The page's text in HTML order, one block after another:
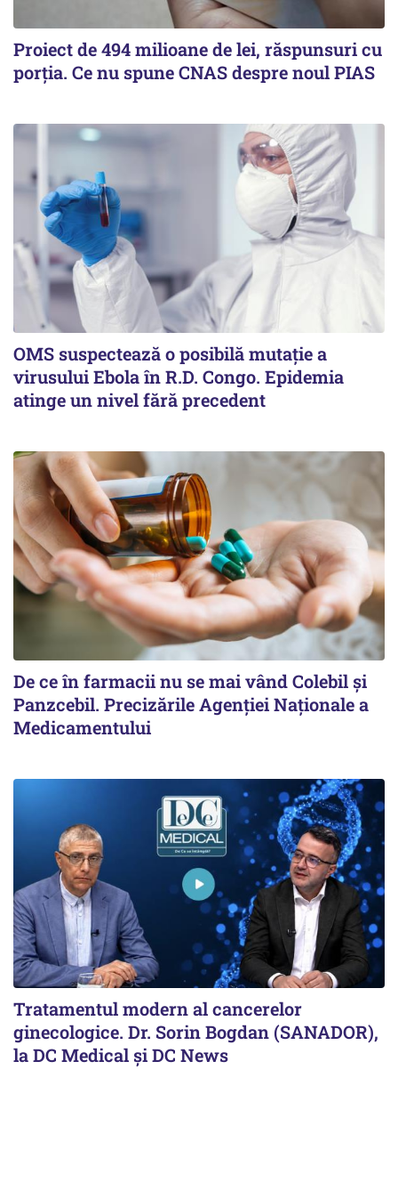
Proiect de 494 milioane de lei, răspunsuri cu
porția. Ce nu spune CNAS despre noul PIAS
OMS suspectează o posibilă mutație a
virusului Ebola în R.D. Congo. Epidemia
atinge un nivel fără precedent
De ce în farmacii nu se mai vând Colebil și
Panzcebil. Precizările Agenției Naționale a
Medicamentului
Tratamentul modern al cancerelor
ginecologice. Dr. Sorin Bogdan (SANADOR),
la DC Medical și DC News